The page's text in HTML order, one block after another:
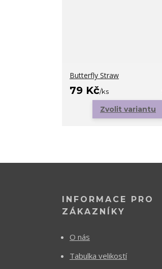
Butterfly Straw
79 Kč/ks
Zvolit variantu
INFORMACE PRO
ZÁKAZNÍKY
O nás
Tabulka velikostí